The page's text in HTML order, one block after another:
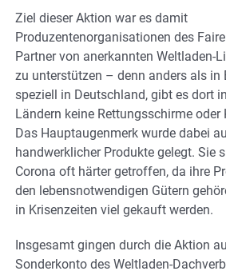
Ziel dieser Aktion war es damit
Produzentenorganisationen des
Partner von anerkannten Weltladen-
zu unterstützen – denn anders als in
speziell in Deutschland, gibt es dort
Ländern keine Rettungsschirme oder
Das Hauptaugenmerk wurde dabei
handwerklicher Produkte gelegt. Sie
Corona oft härter getroffen, da ihre
den lebensnotwendigen Gütern
in Krisenzeiten viel gekauft werden.
Insgesamt gingen durch die Aktion
Sonderkonto des Weltladen-